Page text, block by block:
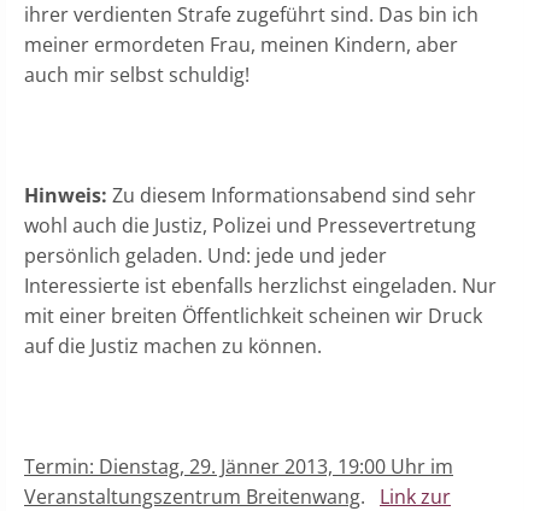
ihrer verdienten Strafe zugeführt sind. Das bin ich
meiner ermordeten Frau, meinen Kindern, aber
auch mir selbst schuldig!
Hinweis: Zu diesem Informationsabend sind sehr
wohl auch die Justiz, Polizei und Pressevertretung
persönlich geladen. Und: jede und jeder
Interessierte ist ebenfalls herzlichst eingeladen. Nur
mit einer breiten Öffentlichkeit scheinen wir Druck
auf die Justiz machen zu können.
Termin: Dienstag, 29. Jänner 2013, 19:00 Uhr im
Veranstaltungszentrum Breitenwang. Link zur